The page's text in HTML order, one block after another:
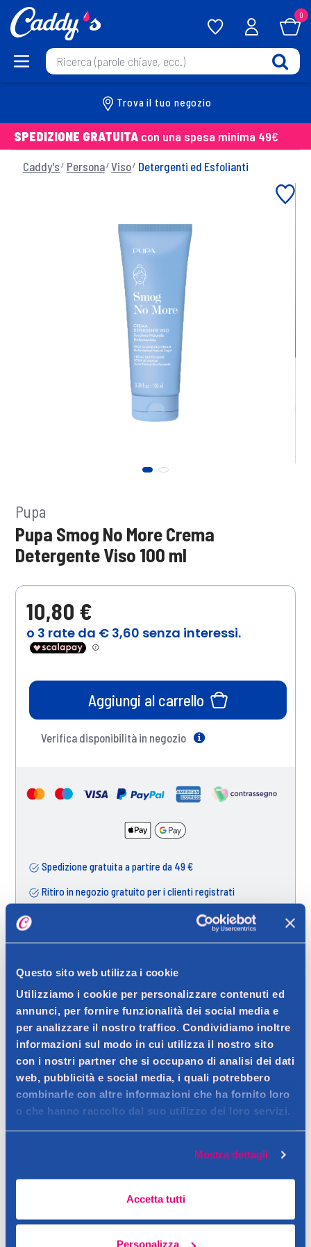
Questo sito web utilizza i cookie
Utilizziamo i cookie per personalizzare contenuti ed
annunci, per fornire funzionalità dei social media e
per analizzare il nostro traffico. Condividiamo inoltre
informazioni sul modo in cui utilizza il nostro sito
con i nostri partner che si occupano di analisi dei dati
web, pubblicità e social media, i quali potrebbero
combinarle con altre informazioni che ha fornito loro
o che hanno raccolto dal suo utilizzo dei loro servizi.
Mostra dettagli
Accetta tutti
Personalizza
0
Trova il tuo negozio
SPEDIZIONE GRATUITA con una spesa minima 49€
Caddy's Persona Viso Detergenti ed Esfolianti
Pupa
Pupa Smog No More Crema
Detergente Viso 100 ml
10,80 €
Aggiungi al carrello
Verifica disponibilità in negozio
Spedizione gratuita a partire da 49 €
Ritiro in negozio gratuito per i clienti registrati
Descrizione
Deterge, esfolia, protegge dallo smog
Contatto del produttore
Dettagli
Un’innovativa formula clean composta solo da elementi
funzionali e dal 90% di ingredienti di origine naturale.
Il Burro di Karitè e l’Acqua di Amamelide completano l’azione
grazie alle proprietà nutrienti e tonificanti.
Ingredienti
aqua (water),helianthus annuus (sunflower) seed oil,cetearyl
alcohol,glyceryl stearate citrate,glyceryl stearate,parfum
(fragrance),butyrospermum parkii (shea)